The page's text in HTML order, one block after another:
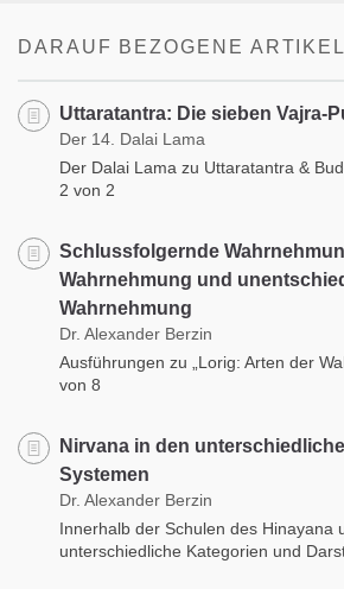
DARAUF BEZOGENE ARTIKEL
Uttaratantra: Die sieben Vajra-
Der 14. Dalai Lama
Der Dalai Lama zu Uttaratantra &
2 von 2
Schlussfolgernde
Wahrnehmung und
Wahrnehmung
Dr. Alexander Berzin
Ausführungen zu „Lorig: Arten der
von 8
Nirvana in den
Systemen
Dr. Alexander Berzin
Innerhalb der Schulen des Hinayana
unterschiedliche Kategorien und